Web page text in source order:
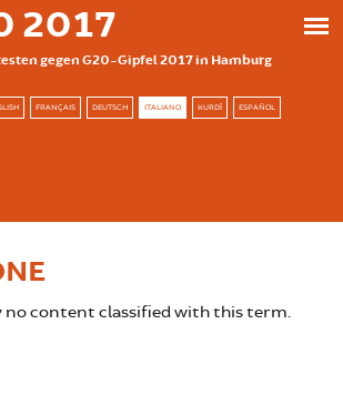
2017
gegen G20-Gipfel 2017 in Hamburg
FRANÇAIS DEUTSCH ITALIANO KURDÎ ESPAÑOL
no content classified with this term.